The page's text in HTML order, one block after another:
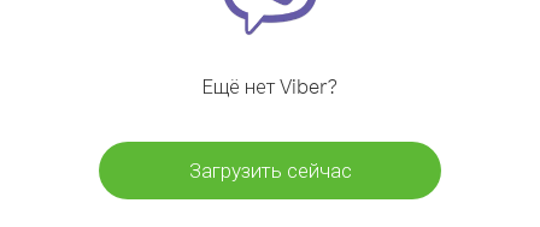
Ещё нет Viber?
Загрузить сейчас